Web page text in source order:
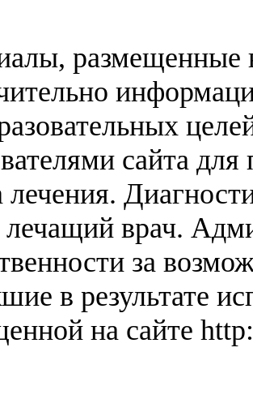
размещенные
сайта
лечения.
лечащий врач.
за
в результате
на сайте